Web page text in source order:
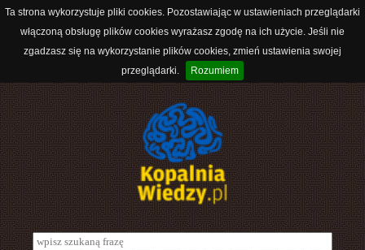
Ta strona wykorzystuje pliki cookies. Pozostawiając w ustawieniach przeglądarki
włączoną obsługę plików cookies wyrażasz zgodę na ich użycie. Jeśli nie
zgadzasz się na wykorzystanie plików cookies, zmień ustawienia swojej
przeglądarki.
Rozumiem